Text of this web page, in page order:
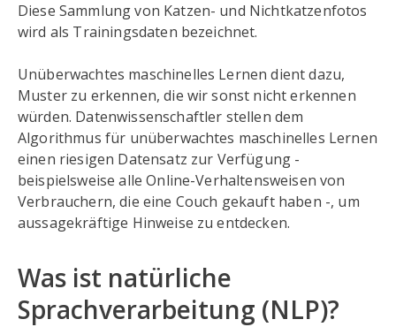
Diese Sammlung von Katzen- und Nichtkatzenfotos
wird als Trainingsdaten bezeichnet.
Unüberwachtes maschinelles Lernen dient dazu,
Muster zu erkennen, die wir sonst nicht erkennen
würden. Datenwissenschaftler stellen dem
Algorithmus für unüberwachtes maschinelles Lernen
einen riesigen Datensatz zur Verfügung -
beispielsweise alle Online-Verhaltensweisen von
Verbrauchern, die eine Couch gekauft haben -, um
aussagekräftige Hinweise zu entdecken.
Was ist natürliche
Sprachverarbeitung (NLP)?